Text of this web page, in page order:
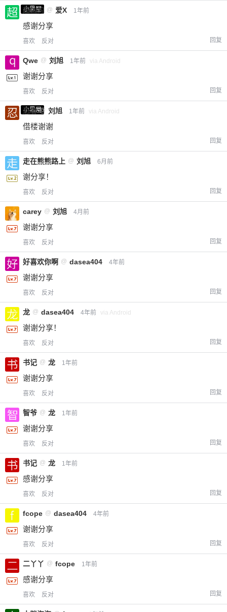
小黑屋
超凶的 @ 爱X 1年前
感谢分享
喜欢 反对 回复
Qwe @ 刘旭 1年前 via Android
谢谢分享
喜欢 反对 回复
小黑屋
忍者 @ 刘旭 1年前 via Android
借楼谢谢
喜欢 反对 回复
走在熊熊路上 @ 刘旭 6月前
谢分享！
喜欢 反对 回复
carey @ 刘旭 4月前
谢谢分享
喜欢 反对 回复
好喜欢你啊 @ dasea404 4年前
谢谢分享
喜欢 反对 回复
龙 @ dasea404 4年前 via Android
谢谢分享！
喜欢 反对 回复
书记 @ 龙 1年前
谢谢分享
喜欢 反对 回复
智爷 @ 龙 1年前
谢谢分享
喜欢 反对 回复
书记 @ 龙 1年前
感谢分享
喜欢 反对 回复
fcope @ dasea404 4年前
谢谢分享
喜欢 反对 回复
二丫丫 @ fcope 1年前
感谢分享
喜欢 反对 回复